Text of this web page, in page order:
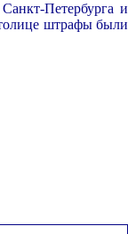
Петербурга и
штрафы были